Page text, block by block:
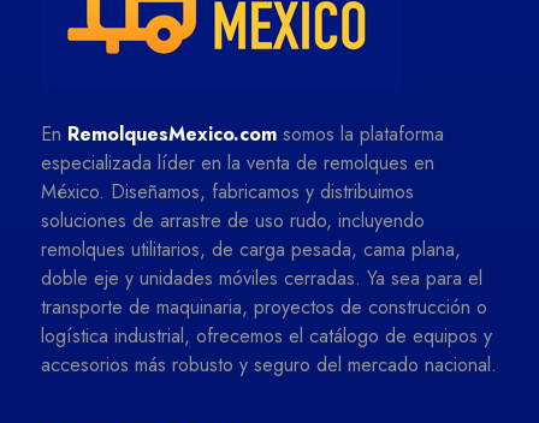
En RemolquesMexico.com somos la plataforma
especializada líder en la venta de remolques en
México. Diseñamos, fabricamos y distribuimos
soluciones de arrastre de uso rudo, incluyendo
remolques utilitarios, de carga pesada, cama plana,
doble eje y unidades móviles cerradas. Ya sea para el
transporte de maquinaria, proyectos de construcción o
logística industrial, ofrecemos el catálogo de equipos y
accesorios más robusto y seguro del mercado nacional.